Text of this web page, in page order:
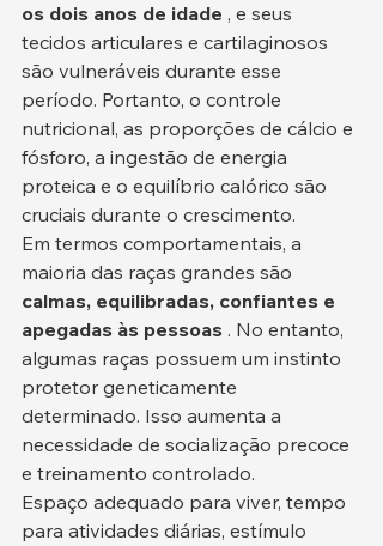
os dois anos de idade , e seus
tecidos articulares e cartilaginosos
são vulneráveis durante esse
período. Portanto, o controle
nutricional, as proporções de cálcio e
fósforo, a ingestão de energia
proteica e o equilíbrio calórico são
cruciais durante o crescimento.
Em termos comportamentais, a
maioria das raças grandes são
calmas, equilibradas, confiantes e
apegadas às pessoas . No entanto,
algumas raças possuem um instinto
protetor geneticamente
determinado. Isso aumenta a
necessidade de socialização precoce
e treinamento controlado.
Espaço adequado para viver, tempo
para atividades diárias, estímulo